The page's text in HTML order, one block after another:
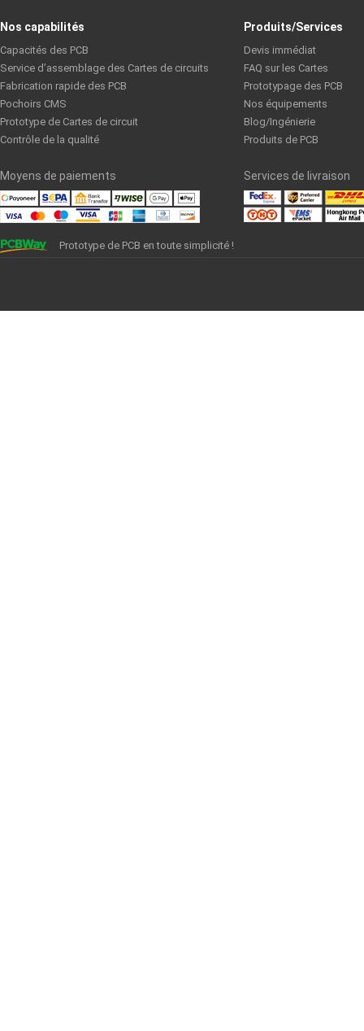
Nos capabilités
Capacités des PCB
Service d’assemblage des Cartes de circuits
Fabrication rapide des PCB
Pochoirs CMS
Prototype de Cartes de circuit
Contrôle de la qualité
Produits/Services
Devis immédiat
FAQ sur les Cartes
Prototypage des PCB
Nos équipements
Blog/Ingénierie
Produits de PCB
Moyens de paiements Services de livraison
Prototype de PCB en toute simplicité !